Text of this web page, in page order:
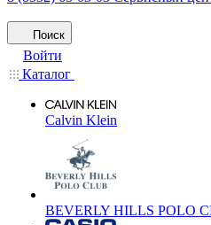
Поиск
Войти
Каталог
Calvin Klein
BEVERLY HILLS POLO